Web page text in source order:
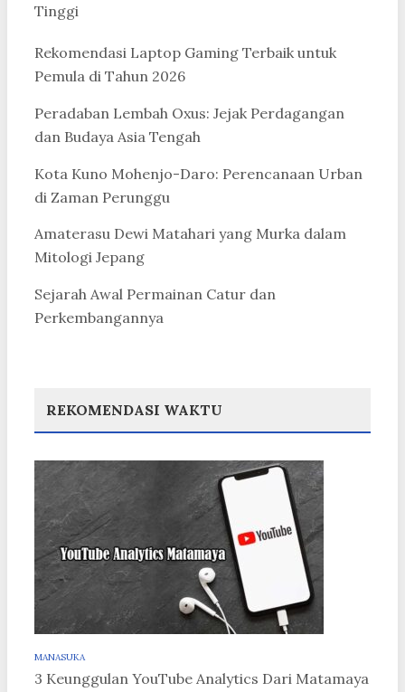
Tinggi
Rekomendasi Laptop Gaming Terbaik untuk
Pemula di Tahun 2026
Peradaban Lembah Oxus: Jejak Perdagangan
dan Budaya Asia Tengah
Kota Kuno Mohenjo-Daro: Perencanaan Urban
di Zaman Perunggu
Amaterasu Dewi Matahari yang Murka dalam
Mitologi Jepang
Sejarah Awal Permainan Catur dan
Perkembangannya
REKOMENDASI WAKTU
MANASUKA
3 Keunggulan YouTube Analytics Dari Matamaya